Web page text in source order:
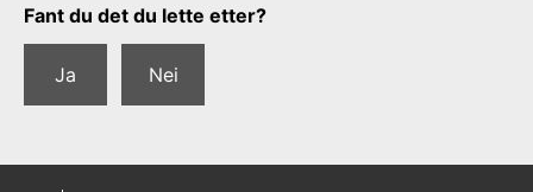
Tilbakemeldingsskjema
Fant du det du lette etter?
Ja Nei